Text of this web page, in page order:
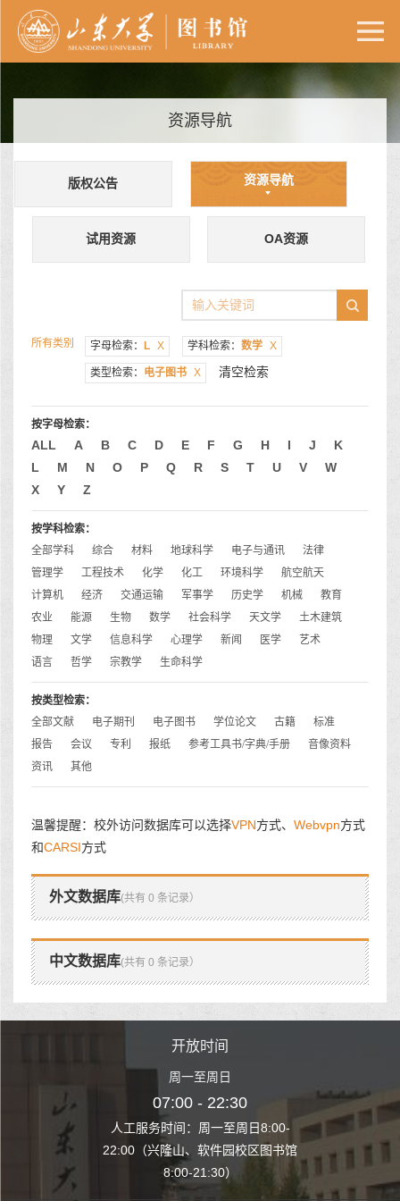
资源导航
版权公告 资源导航
试用资源 OA资源
所有类别 字母检索： L X 学科检索： 数学 X
类型检索： 电子图书 X 清空检索
按字母检索：
ALL A B C D E F G H I J
K
L
M N O P Q R S T U V
W
X
Y Z
按学科检索：
全部学科
综合 材料 地球科学 电子与通讯
法律
管理学
工程技术 化学 化工 环境科学
航空航天
计算机
经济 交通运输 军事学 历史学 机械
教育
农业
能源 生物 数学 社会科学 天文学
土木建筑
物理
文学 信息科学 心理学 新闻 医学
艺术
语言
哲学 宗教学 生命科学
按类型检索：
全部文献
电子期刊 电子图书 学位论文 古籍
标准
报告
会议 专利 报纸 参考工具书/字典/手册
音像资料
资讯
其他
温馨提醒：校外访问数据库可以选择VPN方式、 Webvpn方式
和CARSI方式
外文数据库(共有 0 条记录）
中文数据库(共有 0 条记录）
至周日8:00-
园校区图书馆
开放时间
周一至周日
07:00 - 22:30
人工服务时间：周一至周日8:00-
22:00（兴隆山、软件园校区图书馆
8:00-21:30）
人工服务时间
22:00（兴隆山